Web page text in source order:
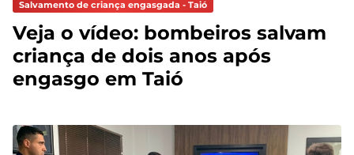
Salvamento de criança engasgada - Taió
Veja o vídeo: bombeiros salvam
criança de dois anos após
engasgo em Taió